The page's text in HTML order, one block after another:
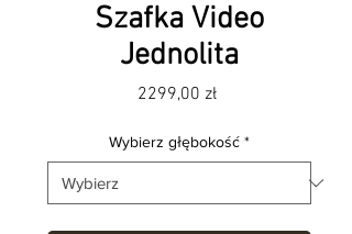
Szafka Video
Jednolita
2299,00 złCena
Wybierz głębokość *